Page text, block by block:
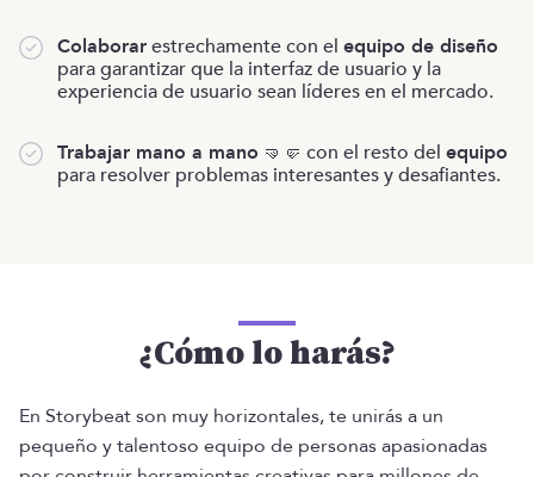
Colaborarestrechamente con el equipo de diseño
para garantizar que la interfaz de usuario y la
experiencia de usuario sean líderes en el mercado.
Trabajar mano a mano 🤜🤛 con el resto del equipo
para resolver problemas interesantes y desafiantes.
¿Cómo lo harás?
En Storybeat son muy horizontales, te unirás a un
pequeño y talentoso equipo de personas apasionadas